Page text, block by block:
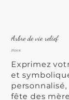
Arbre de vie relief
Prix
27,00 €
Exprimez
et
fête des